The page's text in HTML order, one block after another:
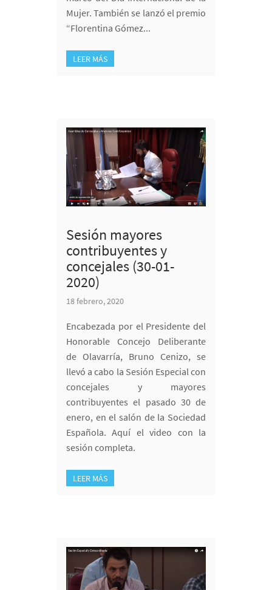
Mujer. También se lanzó el premio
“Florentina Gómez...
LEER MÁS
Sesión mayores
contribuyentes y
concejales (30-01-
2020)
18 febrero, 2020
Encabezada por el Presidente del
Honorable Concejo Deliberante
de Olavarría, Bruno Cenizo, se
llevó a cabo la Sesión Especial con
concejales y mayores
contribuyentes el pasado 30 de
enero, en el salón de la Sociedad
Española. Aquí el video con la
sesión completa.
LEER MÁS